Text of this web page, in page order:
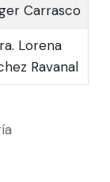
Carrasco
Lorena
Ravanal